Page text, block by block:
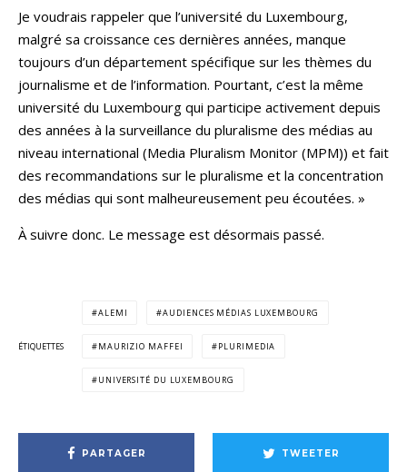
Je voudrais rappeler que l’université du Luxembourg,
malgré sa croissance ces dernières années, manque
toujours d’un département spécifique sur les thèmes du
journalisme et de l’information. Pourtant, c’est la même
université du Luxembourg qui participe activement depuis
des années à la surveillance du pluralisme des médias au
niveau international (Media Pluralism Monitor (MPM)) et fait
des recommandations sur le pluralisme et la concentration
des médias qui sont malheureusement peu écoutées. »
À suivre donc. Le message est désormais passé.
ÉTIQUETTES
ALEMI AUDIENCES MÉDIAS LUXEMBOURG
MAURIZIO MAFFEI PLURIMEDIA
UNIVERSITÉ DU LUXEMBOURG
PARTAGER TWEETER